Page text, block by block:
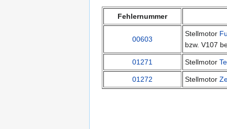
Fehlernummer
00603
Stellmotor
bzw. V107
01271 Stellmotor
01272 Stellmotor